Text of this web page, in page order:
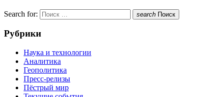
Search for: search Поиск
Рубрики
Наука и технологии
Аналитика
Геополитика
Пресс-релизы
Пёстрый мир